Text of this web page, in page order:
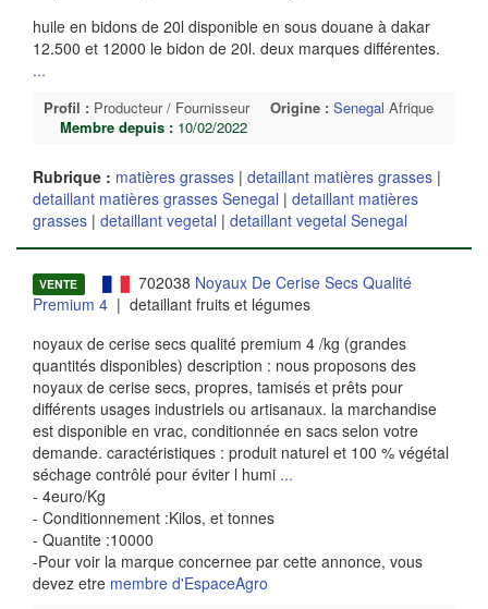
huile en bidons de 20l disponible en sous douane à dakar
12.500 et 12000 le bidon de 20l. deux marques différentes.
...
Profil : Producteur / Fournisseur Origine : Senegal Afrique
Membre depuis : 10/02/2022
Rubrique : matières grasses | detaillant matières grasses |
detaillant matières grasses Senegal | detaillant matières
grasses | detaillant vegetal | detaillant vegetal Senegal
VENTE 702038 Noyaux De Cerise Secs Qualité
Premium 4 | detaillant fruits et légumes
noyaux de cerise secs qualité premium 4 /kg (grandes
quantités disponibles) description : nous proposons des
noyaux de cerise secs, propres, tamisés et prêts pour
différents usages industriels ou artisanaux. la marchandise
est disponible en vrac, conditionnée en sacs selon votre
demande. caractéristiques : produit naturel et 100 % végétal
séchage contrôlé pour éviter l humi ...
- 4euro/Kg
- Conditionnement :Kilos, et tonnes
- Quantite :10000
-Pour voir la marque concernee par cette annonce, vous
devez etre membre d'EspaceAgro